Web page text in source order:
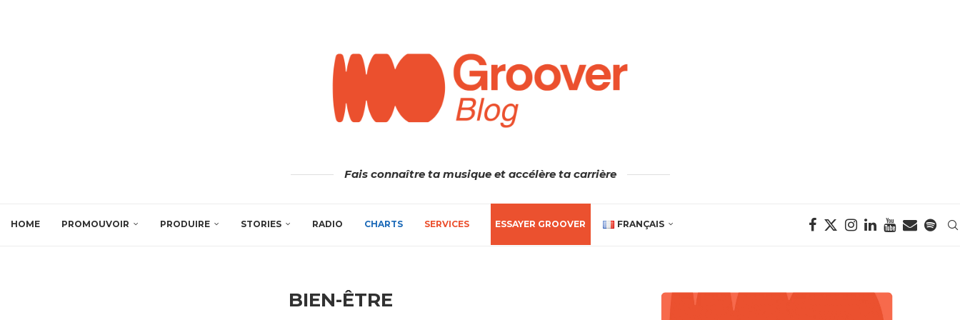
Fais connaître ta musique et accélère ta carrière
HOME PROMOUVOIR PRODUIRE STORIES RADIO CHARTS SERVICES ESSAYER GROOVER FRANÇAIS
BIEN-ÊTRE